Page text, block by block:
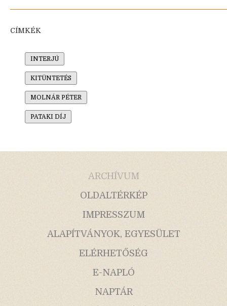
CÍMKÉK
INTERJÚ
KITÜNTETÉS
MOLNÁR PÉTER
PATAKI DÍJ
ARCHÍVUM
OLDALTÉRKÉP
IMPRESSZUM
ALAPÍTVÁNYOK, EGYESÜLET
ELÉRHETŐSÉG
E-NAPLÓ
NAPTÁR